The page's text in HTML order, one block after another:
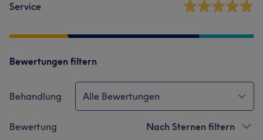
Service
Bewertungen filtern
Behandlung Alle Bewertungen
Bewertung Nach Sternen filtern